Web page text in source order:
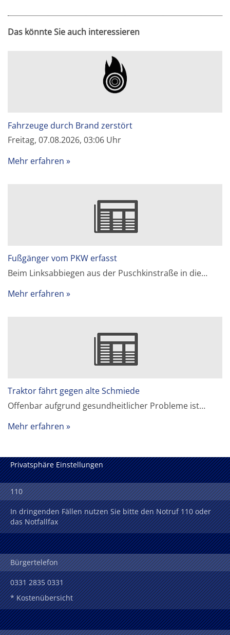
Das könnte Sie auch interessieren
Fahrzeuge durch Brand zerstört
Freitag, 07.08.2026, 03:06 Uhr
Mehr erfahren
Fußgänger vom PKW erfasst
Beim Linksabbiegen aus der Puschkinstraße in die…
Mehr erfahren
Traktor fährt gegen alte Schmiede
Offenbar aufgrund gesundheitlicher Probleme ist…
Mehr erfahren
Privatsphäre Einstellungen
110
In dringenden Fällen nutzen Sie bitte den Notruf 110 oder
das Notfallfax
Bürgertelefon
0331 2835 0331
* Kostenübersicht